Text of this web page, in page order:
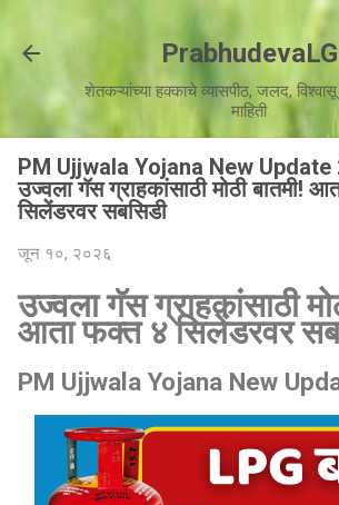
मुख्य सामग्रीवर वगळा
PrabhudevaLG
शेतकऱ्यांच्या हक्काचे व्यासपीठ, जलद,
माहिती
PM Ujjwala Yojana New Update
उज्वला गॅस ग्राहकांसाठी मोठी बातमी!
सिलेंडरवर सबसिडी
जून १०, २०२६
उज्वला गॅस ग्राहकांसाठी
आता फक्त ४ सिलेंडरवर
PM Ujjwala Yojana New